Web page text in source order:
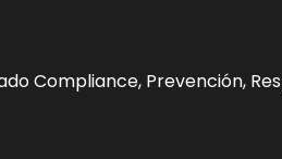
Compliance, Prevención,